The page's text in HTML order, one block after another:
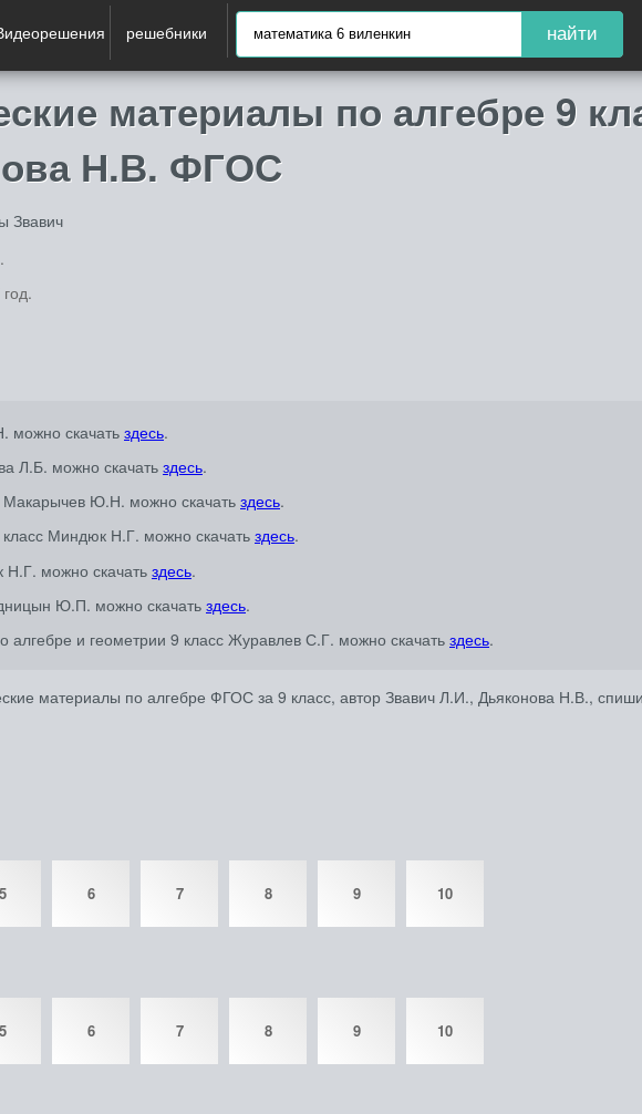
решебники найти
материалы по алгебре 9
Н.В. ФГОС
Звавич
можно скачать здесь.
Л.Б. можно скачать здесь.
Макарычев Ю.Н. можно скачать здесь.
Миндюк Н.Г. можно скачать здесь.
Н.Г. можно скачать здесь.
Ю.П. можно скачать здесь.
и геометрии 9 класс Журавлев С.Г. можно скачать здесь.
материалы по алгебре ФГОС за 9 класс, автор Звавич Л.И., Дьяконова Н.В.,
5 6 7 8 9 10
5 6 7 8 9 10